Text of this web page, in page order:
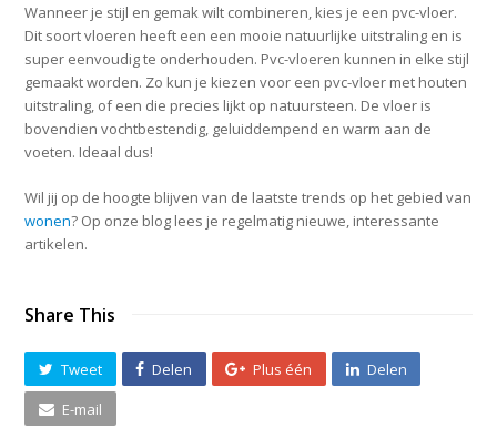
Wanneer je stijl en gemak wilt combineren, kies je een pvc-vloer.
Dit soort vloeren heeft een een mooie natuurlijke uitstraling en is
super eenvoudig te onderhouden. Pvc-vloeren kunnen in elke stijl
gemaakt worden. Zo kun je kiezen voor een pvc-vloer met houten
uitstraling, of een die precies lijkt op natuursteen. De vloer is
bovendien vochtbestendig, geluiddempend en warm aan de
voeten. Ideaal dus!
Wil jij op de hoogte blijven van de laatste trends op het gebied van
wonen? Op onze blog lees je regelmatig nieuwe, interessante
artikelen.
Share This
Tweet Delen Plus één Delen
E-mail